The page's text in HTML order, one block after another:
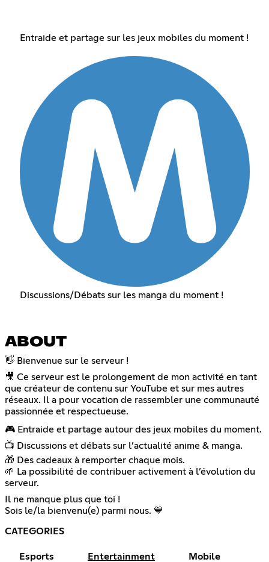
Entraide et partage sur les jeux mobiles du moment !
Discussions/Débats sur les manga du moment !
ABOUT
👋 Bienvenue sur le serveur !
🎥 Ce serveur est le prolongement de mon activité en tant
que créateur de contenu sur YouTube et sur mes autres
réseaux. Il a pour vocation de rassembler une communauté
passionnée et respectueuse.
🎮 Entraide et partage autour des jeux mobiles du moment.
📺 Discussions et débats sur l’actualité anime & manga.
🎁 Des cadeaux à remporter chaque mois.
🌱 La possibilité de contribuer activement à l’évolution du
serveur.
Il ne manque plus que toi !
Sois le/la bienvenu(e) parmi nous. 💙
CATEGORIES
Esports Entertainment Mobile